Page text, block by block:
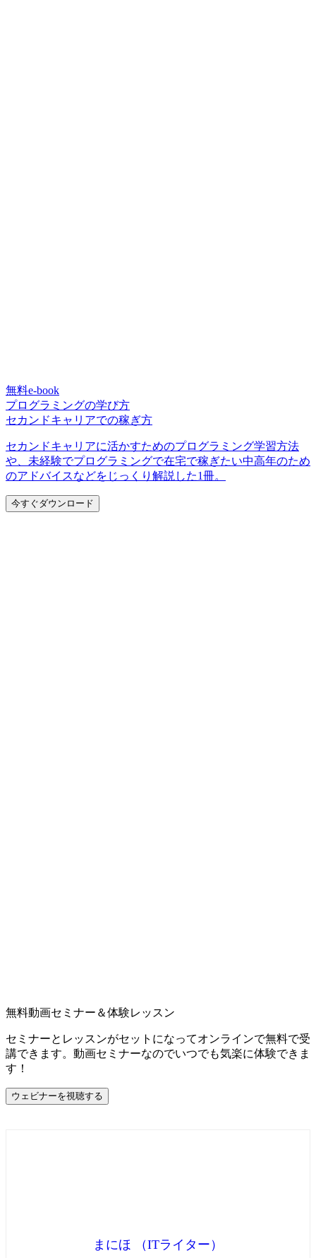
無料e-book
プログラミングの学び方
セカンドキャリアでの稼ぎ方
セカンドキャリアに活かすためのプログラミング学習方法
や、未経験でプログラミングで在宅で稼ぎたい中高年のため
のアドバイスなどをじっくり解説した1冊。
今すぐダウンロード
無料動画セミナー＆体験レッスン
セミナーとレッスンがセットになってオンラインで無料で受
講できます。動画セミナーなのでいつでも気楽に体験できま
す！
ウェビナーを視聴する
まにほ （ITライター）